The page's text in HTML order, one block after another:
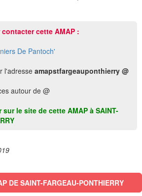
contacter cette AMAP :
De Pantoch'
l'adresse amapstfargeauponthierry @
autour de @
le site de cette AMAP à SAINT-
DE SAINT-FARGEAU-PONTHIERRY